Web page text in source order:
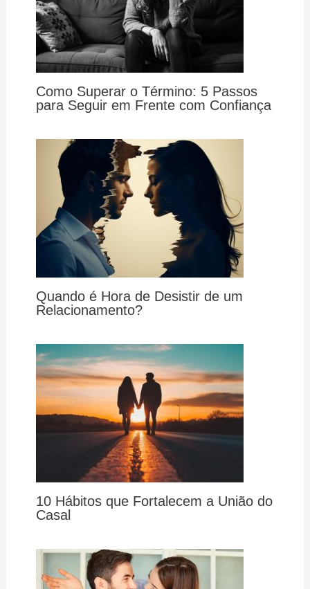
Como Superar o Término: 5 Passos
para Seguir em Frente com Confiança
Quando é Hora de Desistir de um
Relacionamento?
10 Hábitos que Fortalecem a União do
Casal